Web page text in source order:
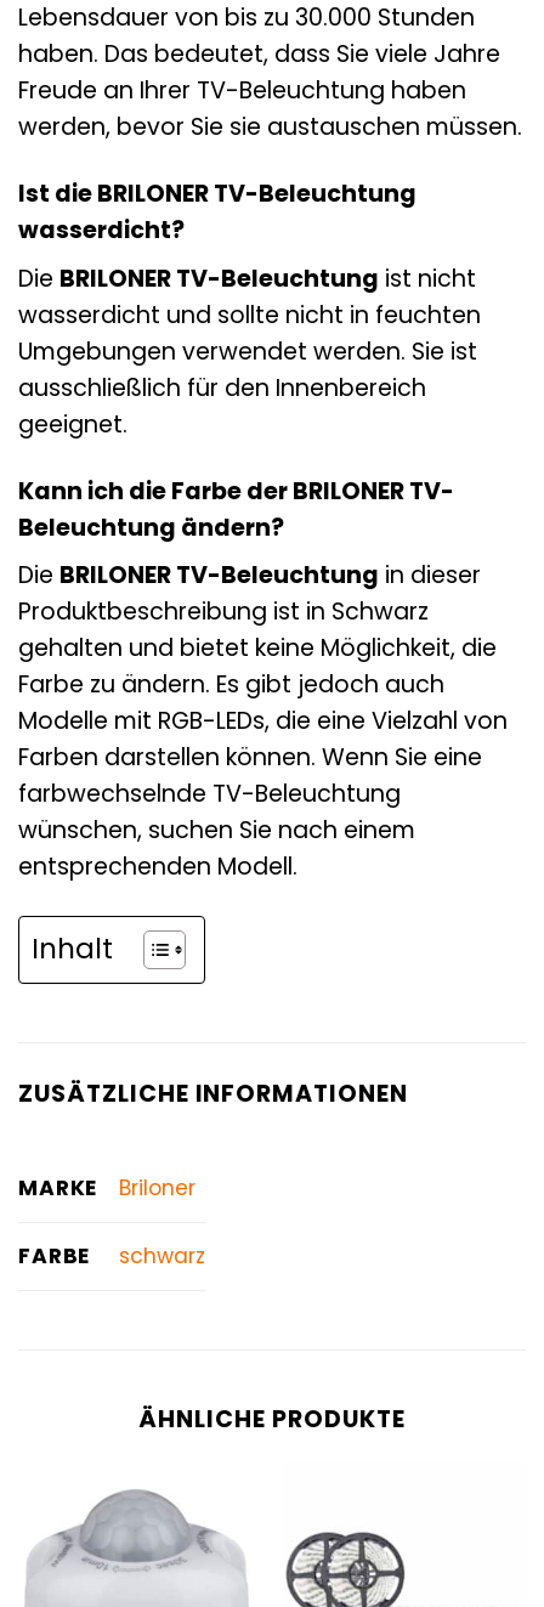
Lebensdauer von bis zu 30.000 Stunden
haben. Das bedeutet, dass Sie viele Jahre
Freude an Ihrer TV-Beleuchtung haben
werden, bevor Sie sie austauschen müssen.
Ist die BRILONER TV-Beleuchtung
wasserdicht?
Die BRILONER TV-Beleuchtung ist nicht
wasserdicht und sollte nicht in feuchten
Umgebungen verwendet werden. Sie ist
ausschließlich für den Innenbereich
geeignet.
Kann ich die Farbe der BRILONER TV-
Beleuchtung ändern?
Die BRILONER TV-Beleuchtung in dieser
Produktbeschreibung ist in Schwarz
gehalten und bietet keine Möglichkeit, die
Farbe zu ändern. Es gibt jedoch auch
Modelle mit RGB-LEDs, die eine Vielzahl von
Farben darstellen können. Wenn Sie eine
farbwechselnde TV-Beleuchtung
wünschen, suchen Sie nach einem
entsprechenden Modell.
Inhalt
ZUSÄTZLICHE INFORMATIONEN
MARKE Briloner
FARBE schwarz
ÄHNLICHE PRODUKTE